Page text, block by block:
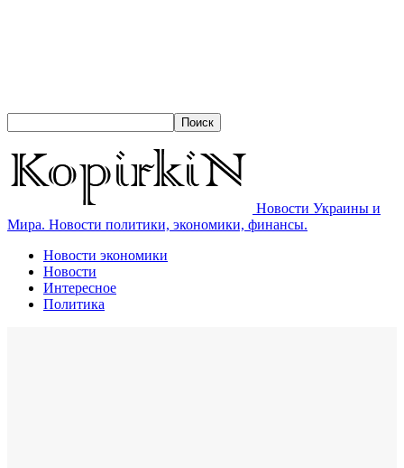
Новости Украины и
Мира. Новости политики, экономики, финансы.
Новости экономики
Новости
Интересное
Политика